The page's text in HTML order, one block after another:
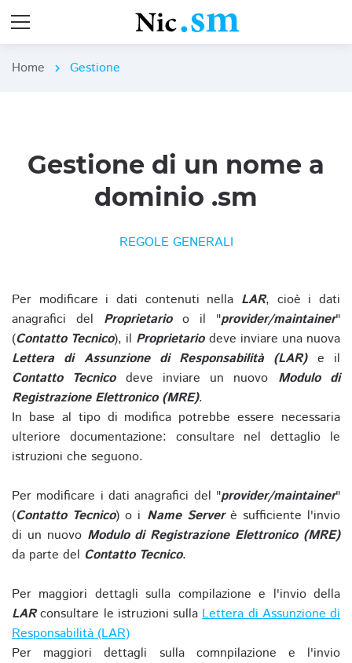
Home chevron_right Gestione
Gestione di un nome a
dominio .sm
REGOLE GENERALI
Per modificare i dati contenuti nella LAR, cioè i dati
anagrafici del Proprietarioo il "provider/maintainer"
(Contatto Tecnico), il Proprietariodeve inviare una nuova
Lettera di Assunzione di Responsabilità (LAR)e il
Contatto Tecnicodeve inviare un nuovo Modulo di
Registrazione Elettronico (MRE).
In base al tipo di modifica potrebbe essere necessaria
ulteriore documentazione: consultare nel dettaglio le
istruzioni che seguono.
Per modificare i dati anagrafici del "provider/maintainer"
(Contatto Tecnico) o i Name Serverè sufficiente l'invio
di un nuovo Modulo di Registrazione Elettronico (MRE)
da parte del Contatto Tecnico.
Per maggiori dettagli sulla compilazione e l'invio della
LARconsultare le istruzioni sullaLettera di Assunzione di
Responsabilità (LAR)
Per maggiori dettagli sulla comnpilazione e l'invio